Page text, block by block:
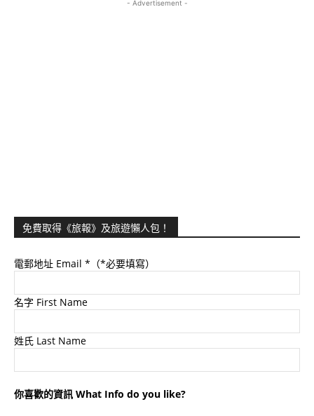
- Advertisement -
免費取得《旅報》及旅遊懶人包！
電郵地址 Email *（*必要填寫）
名字 First Name
姓氏 Last Name
你喜歡的資訊 What Info do you like?